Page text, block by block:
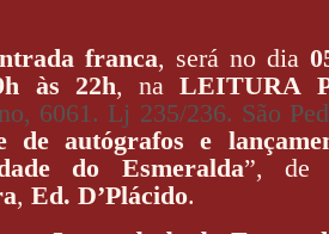
franca, será no dia
às 22h, naLEITURA
6061. Lj 235/236. São
de autógrafos e
do Esmeralda”,
, Ed. D’Plácido.